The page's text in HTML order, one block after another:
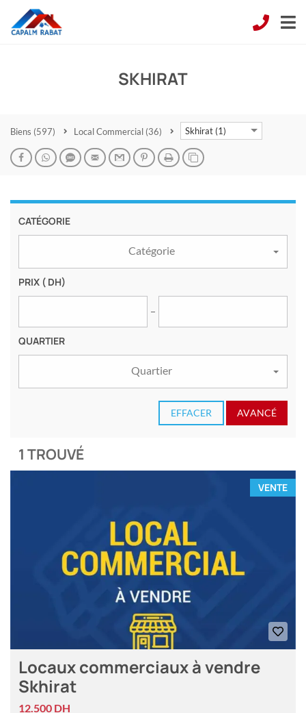
SKHIRAT
Biens (597) Local Commercial (36) Skhirat (1)
CATÉGORIE
Catégorie
PRIX ( DH)
QUARTIER
Quartier
EFFACER AVANCÉ
1 TROUVÉ
VENTE
Locaux commerciaux à vendre
Skhirat
12.500 DH